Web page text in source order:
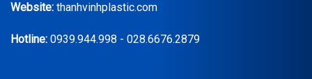
Website: thanhvinhplastic.com
Hotline: 0939.944.998 - 028.6676.2879